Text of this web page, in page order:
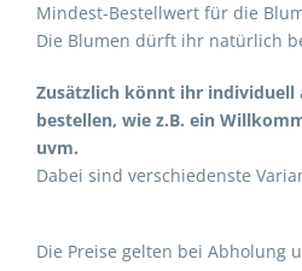
Mindest-Bestellwert für die
Die Blumen dürft ihr natürlich
Zusätzlich könnt ihr
bestellen, wie z.B. ein
uvm.
Dabei sind verschiedenste
Die Preise gelten bei Abholung